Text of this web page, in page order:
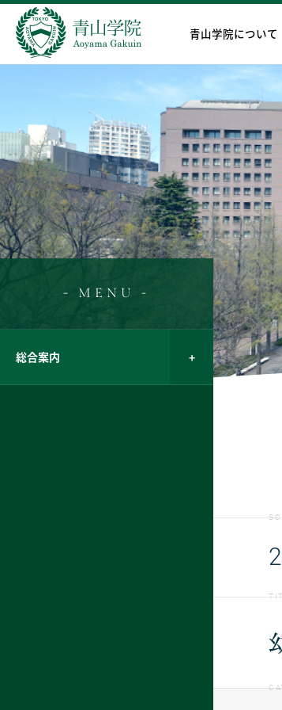
青山学院について
- MENU -
総合案内